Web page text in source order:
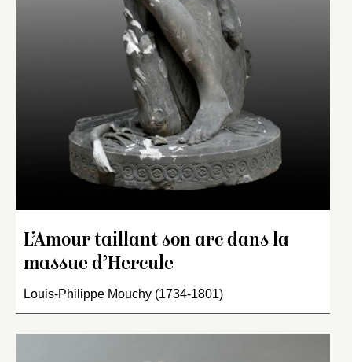
L’Amour taillant son arc dans la
massue d’Hercule
Louis-Philippe Mouchy (1734-1801)